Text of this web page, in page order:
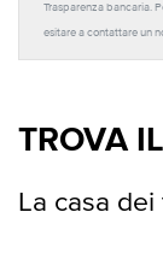
Trasparenza bancaria.
esitare a contattare un
TROVA
La casa